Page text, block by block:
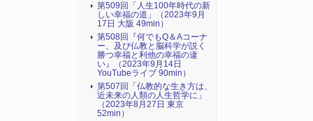
第509回「人生100年時代の新
しい幸福の道」（2023年9月
17日 大阪 49min）
第508回『何でもQ＆Aコーナ
ー、及び仏教と脳科学が説く
勝つ幸福と利他の幸福の違
い』（2023年9月14日
YouTubeライブ 90min）
第507回「仏教的な生き方は、
近未来の人類の人生哲学に」
（2023年8月27日 東京
52min）